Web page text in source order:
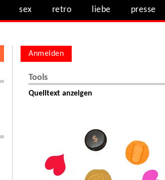
sex retro liebe presse
Anmelden
Tools
Quelltext anzeigen